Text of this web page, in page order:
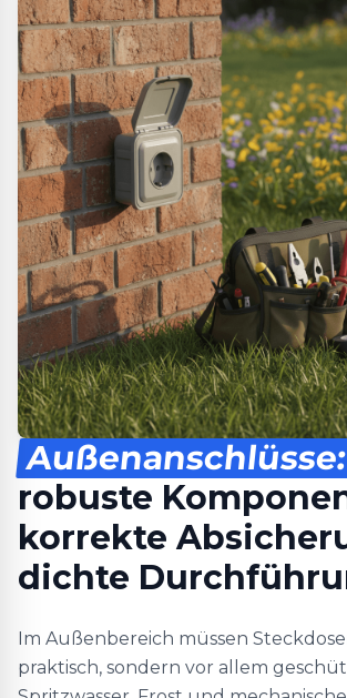
Außenanschlüsse:
robuste
korrekte
dichte
Im Außenbereich müssen
praktisch, sondern vor allem